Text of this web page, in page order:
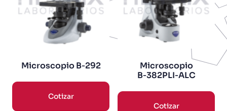
Microscopio B‑292
Cotizar
Microscopio
B‑382PLI‑ALC
Cotizar